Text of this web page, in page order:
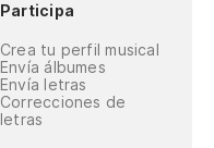
Participa
Crea tu perfil musical
Envía álbumes
Envía letras
Correcciones de
letras